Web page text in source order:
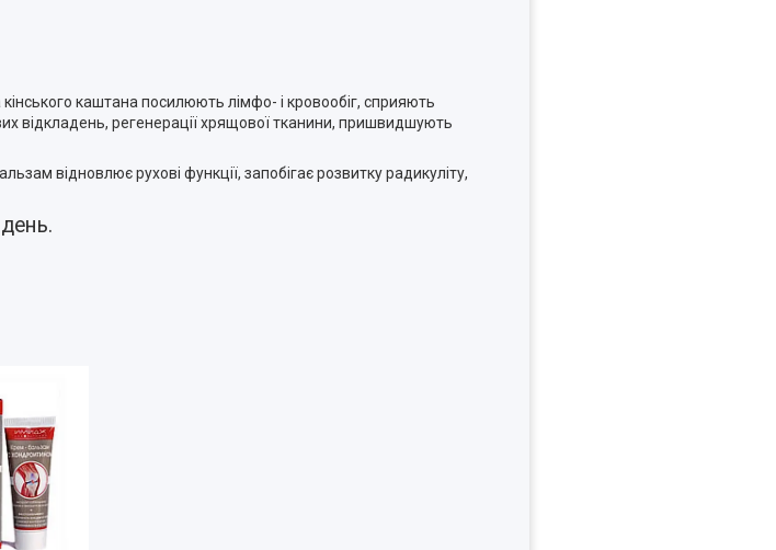
каштана посилюють лімфо- і кровообіг, сприяють
відкладень, регенерації хрящової тканини, пришвидшують
відновлює рухові функції, запобігає розвитку радикуліту,